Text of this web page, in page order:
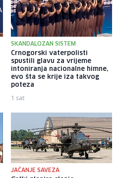
SKANDALOZAN SISTEM
Crnogorski vaterpolisti
spustili glavu za vrijeme
intoniranja nacionalne himne,
evo šta se krije iza takvog
poteza
1 sat
JAČANJE SAVEZA